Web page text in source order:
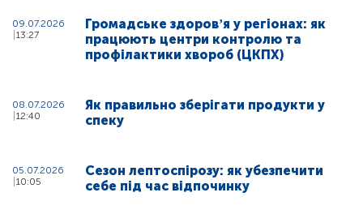
09.07.2026
13:27
Громадське здоровʼя у регіонах: як
працюють центри контролю та
профілактики хвороб (ЦКПХ)
08.07.2026
12:40
Як правильно зберігати продукти у
спеку
05.07.2026
10:05
Сезон лептоспірозу: як убезпечити
себе під час відпочинку